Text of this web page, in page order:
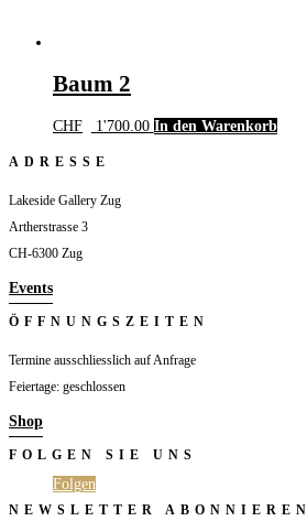
Baum 2
CHF 1'700.00 In den Warenkorb
ADRESSE
Lakeside Gallery Zug
Artherstrasse 3
CH-6300 Zug
Events
ÖFFNUNGSZEITEN
Termine ausschliesslich auf Anfrage
Feiertage: geschlossen
Shop
FOLGEN SIE UNS
Folgen
NEWSLETTER ABONNIEREN